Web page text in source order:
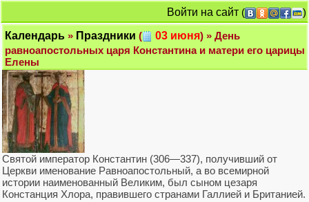
Войти на сайт (
)
Календарь » Праздники ( 03 июня) » День
равноапостольных царя Константина и матери его царицы
Елены
Святой император Константин (306—337), получивший от
Церкви именование Равноапостольный, а во всемирной
истории наименованный Великим, был сыном цезаря
Констанция Хлора, правившего странами Галлией и Британией.